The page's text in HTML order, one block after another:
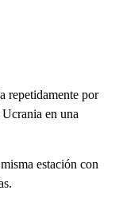
repetidamente por
en una
estación con